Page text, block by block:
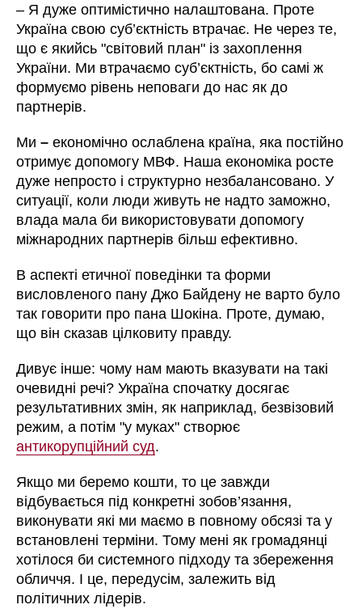
– Я дуже оптимістично налаштована. Проте
Україна свою суб’єктність втрачає. Не через те,
що є якийсь "світовий план" із захоплення
України. Ми втрачаємо суб’єктність, бо самі ж
формуємо рівень неповаги до нас як до
партнерів.
Ми– економічно ослаблена країна, яка постійно
отримує допомогу МВФ. Наша економіка росте
дуже непросто і структурно незбалансовано. У
ситуації, коли люди живуть не надто заможно,
влада мала би використовувати допомогу
міжнародних партнерів більш ефективно.
В аспекті етичної поведінки та форми
висловленого пану Джо Байдену не варто було
так говорити про пана Шокіна. Проте, думаю,
що він сказав цілковиту правду.
Дивує інше: чому нам мають вказувати на такі
очевидні речі? Україна спочатку досягає
результативних змін, як наприклад, безвізовий
режим, а потім "у муках" створює
антикорупційний суд.
Якщо ми беремо кошти, то це завжди
відбувається під конкретні зобов’язання,
виконувати які ми маємо в повному обсязі та у
встановлені терміни. Тому мені як громадянці
хотілося би системного підходу та збереження
обличчя. І це, передусім, залежить від
політичних лідерів.